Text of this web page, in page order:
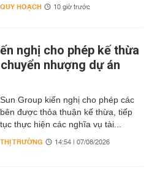
QUY HOẠCH 10 giờ trước
nghị cho phép kế thừa
nhượng dự án
Sun Group kiến nghị cho phép các
bên được thỏa thuận kế thừa, tiếp
tục thực hiện các nghĩa vụ tài...
THỊ TRƯỜNG 14:54 | 07/08/2026